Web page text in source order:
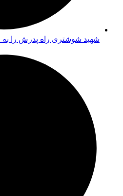
شهید شوشتری راه پدرش را به